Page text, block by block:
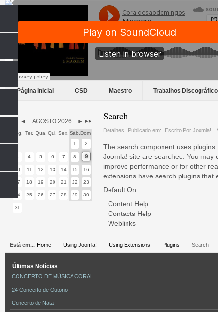
Página inicial CSD Maestro Trabalhos
◄ ►►
►
AGOSTO 2026
Seg. Ter. Qua. Qui. Sex. Sáb. Dom.
1
2
4 5 6 7 8 9
10 11 12 13 14 15 16
17 18 19 20 21 22 23
24 25 26 27 28 29 30
31
Search
Detalhes Publicado em: Escrito Por Joomla!
The search component uses
Joomla! site are searched. You may
improve performance or for other
extensions have search plugins that
Default On:
Content Help
Contacts Help
Weblinks
Está em... Home Using Joomla! Using Extensions Plugins Search
Últimas Notícias
CONCERTO DE MÚSICA CORAL
24ºConcerto de Outono
Concerto de Natal